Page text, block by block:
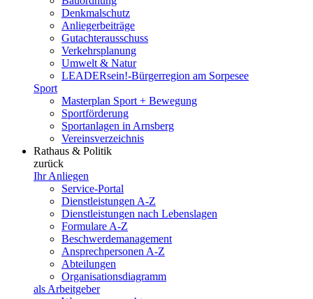
Denkmalschutz
Anliegerbeiträge
Gutachterausschuss
Verkehrsplanung
Umwelt & Natur
LEADERsein!-Bürgerregion am Sorpesee
Sport
Masterplan Sport + Bewegung
Sportförderung
Sportanlagen in Arnsberg
Vereinsverzeichnis
Rathaus & Politik
zurück
Ihr Anliegen
Service-Portal
Dienstleistungen A-Z
Dienstleistungen nach Lebenslagen
Formulare A-Z
Beschwerdemanagement
Ansprechpersonen A-Z
Abteilungen
Organisationsdiagramm
als Arbeitgeber